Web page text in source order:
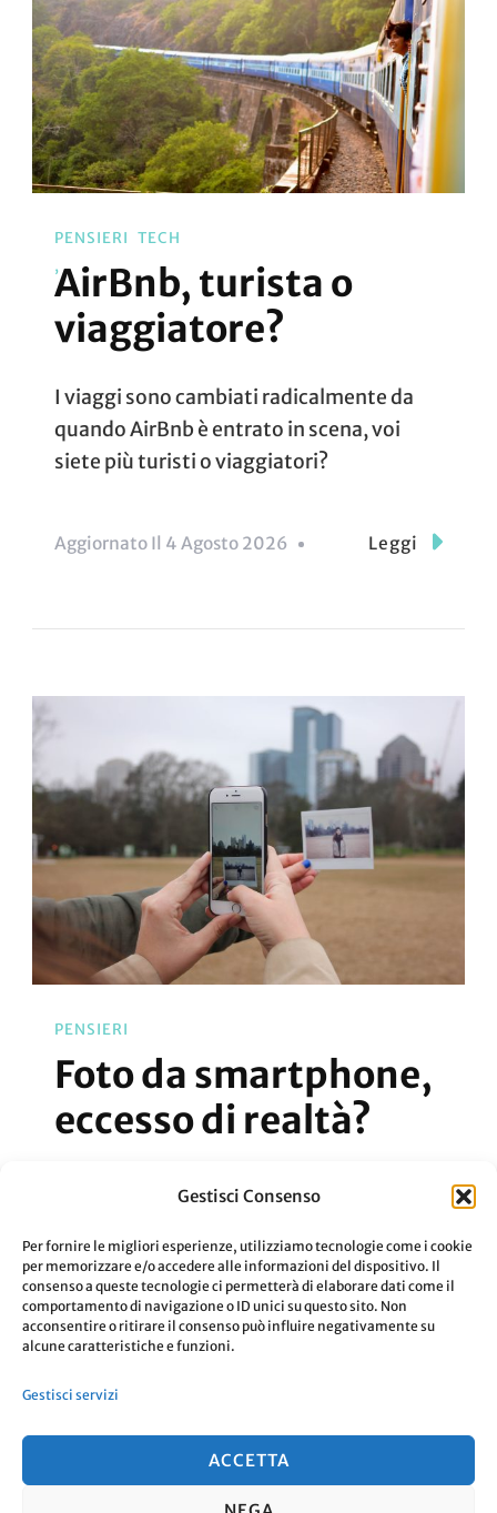
Gestisci Consenso
Per fornire le migliori esperienze, utilizziamo tecnologie come i cookie
per memorizzare e/o accedere alle informazioni del dispositivo. Il
consenso a queste tecnologie ci permetterà di elaborare dati come il
comportamento di navigazione o ID unici su questo sito. Non
acconsentire o ritirare il consenso può influire negativamente su
alcune caratteristiche e funzioni.
Gestisci servizi
ACCETTA
PENSIERI TECH
AirBnb, turista o
viaggiatore?
I viaggi sono cambiati radicalmente da
quando AirBnb è entrato in scena, voi
siete più turisti o viaggiatori?
Aggiornato Il 4 Agosto 2026 Leggi
PENSIERI
Foto da smartphone,
eccesso di realtà?
Gli smartphone hanno portato un
ogni giorno sui social?
Aggiornato Il 2 Settembre 2019 Leggi